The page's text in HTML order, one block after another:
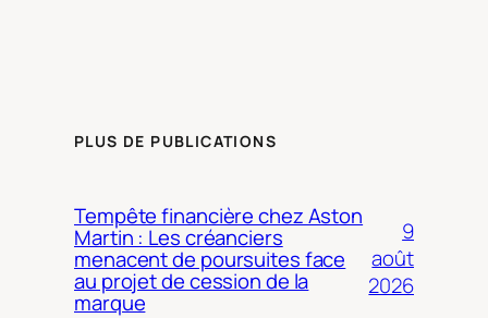
PLUS DE PUBLICATIONS
Tempête financière chez Aston
Martin : Les créanciers
menacent de poursuites face
au projet de cession de la
marque
9
août
2026